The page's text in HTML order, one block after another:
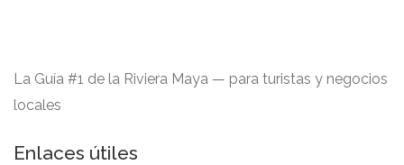
La Guía #1 de la Riviera Maya — para turistas y negocios
locales
Enlaces útiles